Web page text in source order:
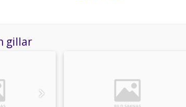
gillar